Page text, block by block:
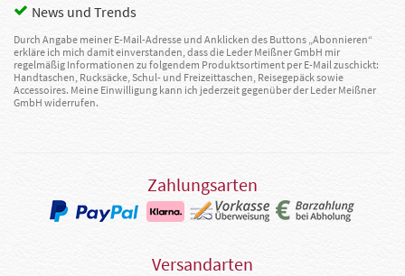
News und Trends
Durch Angabe meiner E-Mail-Adresse und Anklicken des Buttons „Abonnieren“
erkläre ich mich damit einverstanden, dass die Leder Meißner GmbH mir
regelmäßig Informationen zu folgendem Produktsortiment per E-Mail zuschickt:
Handtaschen, Rucksäcke, Schul- und Freizeittaschen, Reisegepäck sowie
Accessoires. Meine Einwilligung kann ich jederzeit gegenüber der Leder Meißner
GmbH widerrufen.
Zahlungsarten
Versandarten